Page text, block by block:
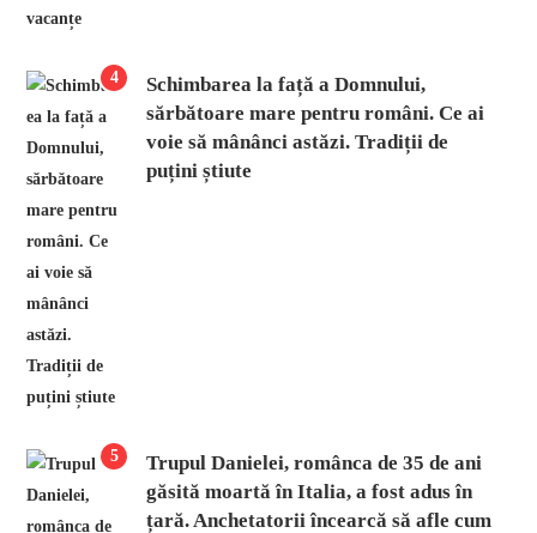
4
Schimbarea la față a Domnului,
sărbătoare mare pentru români. Ce ai
voie să mânânci astăzi. Tradiții de
puțini știute
5
Trupul Danielei, românca de 35 de ani
găsită moartă în Italia, a fost adus în
țară. Anchetatorii încearcă să afle cum